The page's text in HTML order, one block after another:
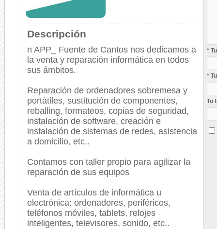
Descripción
n APP_ Fuente de Cantos nos dedicamos a
la venta y reparación informática en todos
sus ámbitos.
Reparación de ordenadores sobremesa y
portátiles, sustitución de componentes,
reballing, formateos, copias de seguridad,
instalación de software, creación e
instalación de sistemas de redes, asistencia
a domicilio, etc..
Contamos con taller propio para agilizar la
reparación de sus equipos
Venta de artículos de informática u
electrónica: ordenadores, periféricos,
teléfonos móviles, tablets, relojes
inteligentes, televisores, sonido, etc..
*
*
Tu